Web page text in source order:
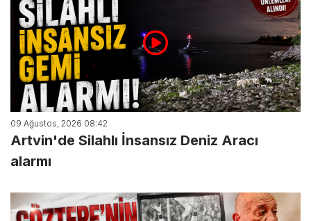
09 Ağustos, 2026 08:42
Artvin'de Silahlı İnsansız Deniz Aracı
alarmı